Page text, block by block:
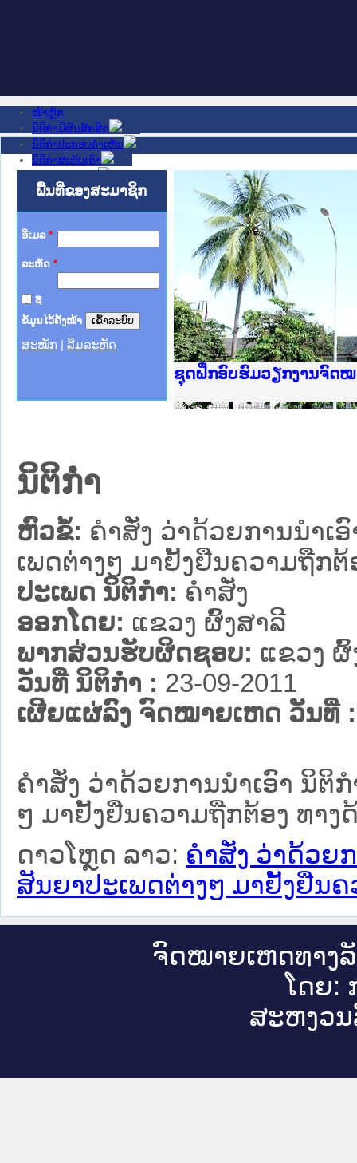
ໜ້າຫຼັກ
ນິຕິກໍາມີຜົນສັກສິດ
ນິຕິກໍາປະກອບຄໍາເຫັນ
ນິຕິກໍາສະບັບເກົ່າ
ເວັບໄຊອື່ນໆ
ຊ່ວຍເຫຼືອ
ພື້ນທີ່ຂອງສະມາຊິກ
ອີເມລ *
ລະຫັດ *
ຈື່
ຂໍ້ມູນໄວ້ຄັ້ງໜ້າ
ສະໝັກ ລືມລະຫັດ
Ministry of Justice Lao
ເຜີຍແຜ່ວັບໄຊຈົດໝາຍເຫດ
ກະຊວງຍຸຕິທຳ
ຊຸດຝຶກອົບຮົມວຽກງານຈົດໝ
ກອງປະຊຸມທົບທວນຄືນການ
ຝຶກອົບຮົມ ຜູ່ປະສານງານວ
ຝຶກອົບຮົມ ຜູ່ປະສານງານວ
ເຜີຍແຜ່ແອັບກົດໝາຍລາວ
ເຜີຍແຜ່ແອັບກົດໝາຍລາວ
ຍົກລະດັບວຽກງານຈົດໝາຍ
ຊຸດຝຶກອົບຮົມວຽກງານຈົດໝ
ນິຕິກໍາ
ຫົວຂໍ້: ຄຳສັ່ງ ວ່າດ້ວຍການນຳເ
ເພດຕ່າງໆ ມາຢັ້ງຢືນຄວາມຖືກ
ປະເພດ ນິຕິກໍາ: ຄໍາສັ່ງ
ອອກໂດຍ: ແຂວງ ຜົ້ງສາລີ
ພາກສ່ວນຮັບຜິດຊອບ: ແຂວງ ຜົ້
ວັນທີ່ ນິຕິກໍາ : 23-09-2011
ເຜີຍແຜ່ລົງ ຈົດໝາຍເຫດ ວັນທີ່ :
ຄຳສັ່ງ ວ່າດ້ວຍການນຳເອົາ ນິຕິ
ໆ ມາຢັ້ງຢືນຄວາມຖືກຕ້ອງ ທາ
ດາວໂຫຼດ ລາວ: ຄຳສັ່ງ ວ່າດ້ວຍ
ສັນຍາປະເພດຕ່າງໆ ມາຢັ້ງຢືນ
ຈົດ​ໝາຍ​ເຫດ​ທາງ​
ໂດຍ:
ສະ​ຫງວນ​